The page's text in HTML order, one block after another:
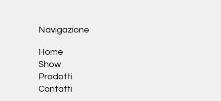
Navigazione
Home
Show
Prodotti
Contatti